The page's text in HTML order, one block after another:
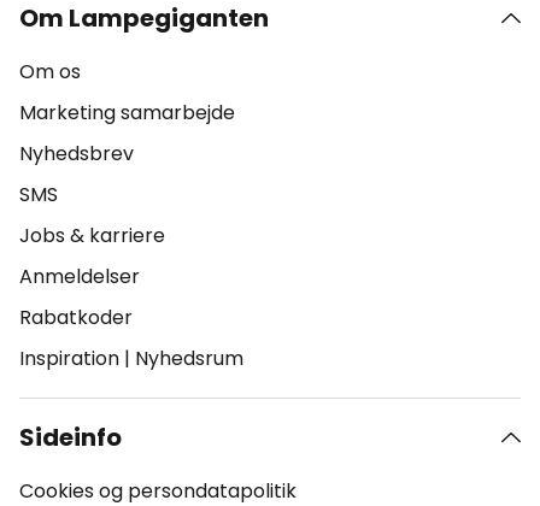
Om Lampegiganten
Om os
Marketing samarbejde
Nyhedsbrev
SMS
Jobs & karriere
Anmeldelser
Rabatkoder
Inspiration | Nyhedsrum
Sideinfo
Cookies og persondatapolitik